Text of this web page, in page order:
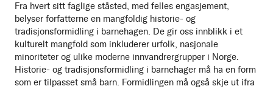
Fra hvert sitt faglige ståsted, med felles engasjement,
belyser forfatterne en mangfoldig historie- og
tradisjonsformidling i barnehagen. De gir oss innblikk i et
kulturelt mangfold som inkluderer urfolk, nasjonale
minoriteter og ulike moderne innvandrergrupper i Norge.
Historie- og tradisjonsformidling i barnehager må ha en form
som er tilpasset små barn. Formidlingen må også skje ut ifra